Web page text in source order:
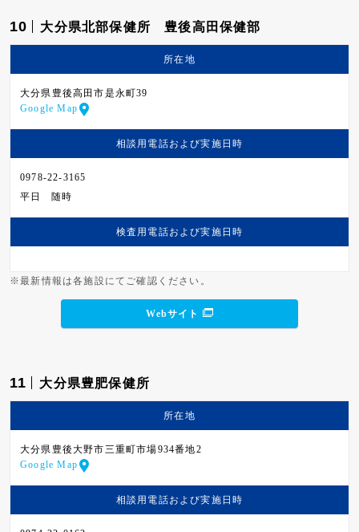
10 大分県北部保健所 豊後高田保健部
所在地
大分県豊後高田市是永町39
Google Map
相談用電話および実施日時
0978-22-3165
平日
随時
検査用電話および実施日時
※最新情報は各施設にてご確認ください。
Webサイト
11 大分県豊肥保健所
所在地
大分県豊後大野市三重町市場934番地2
Google Map
相談用電話および実施日時